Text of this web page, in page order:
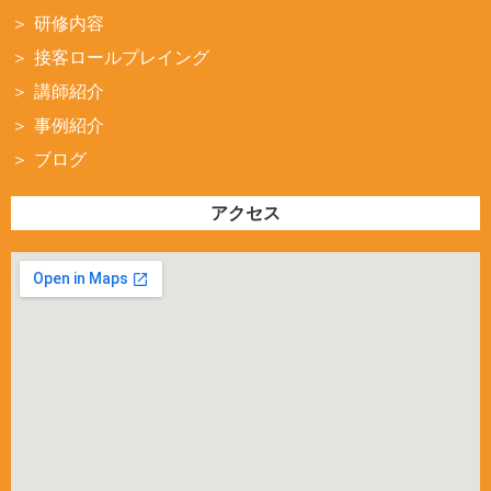
研修内容
接客ロールプレイング
講師紹介
事例紹介
ブログ
アクセス